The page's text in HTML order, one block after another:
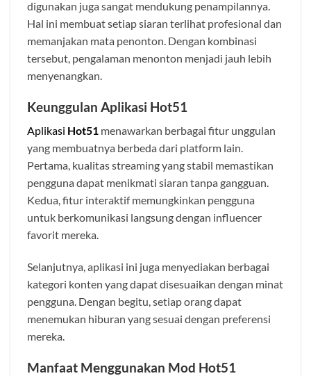
digunakan juga sangat mendukung penampilannya.
Hal ini membuat setiap siaran terlihat profesional dan
memanjakan mata penonton. Dengan kombinasi
tersebut, pengalaman menonton menjadi jauh lebih
menyenangkan.
Keunggulan Aplikasi Hot51
Aplikasi Hot51 menawarkan berbagai fitur unggulan
yang membuatnya berbeda dari platform lain.
Pertama, kualitas streaming yang stabil memastikan
pengguna dapat menikmati siaran tanpa gangguan.
Kedua, fitur interaktif memungkinkan pengguna
untuk berkomunikasi langsung dengan influencer
favorit mereka.
Selanjutnya, aplikasi ini juga menyediakan berbagai
kategori konten yang dapat disesuaikan dengan minat
pengguna. Dengan begitu, setiap orang dapat
menemukan hiburan yang sesuai dengan preferensi
mereka.
Manfaat Menggunakan Mod Hot51